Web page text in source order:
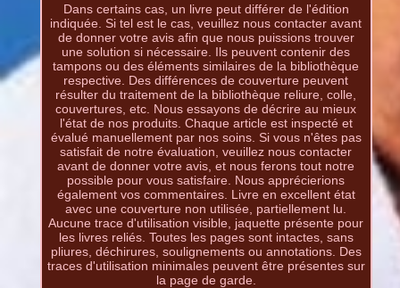
Dans certains cas, un livre peut différer de l'édition
indiquée. Si tel est le cas, veuillez nous contacter avant
de donner votre avis afin que nous puissions trouver
une solution si nécessaire. Ils peuvent contenir des
tampons ou des éléments similaires de la bibliothèque
respective. Des différences de couverture peuvent
résulter du traitement de la bibliothèque reliure, colle,
couvertures, etc. Nous essayons de décrire au mieux
l'état de nos produits. Chaque article est inspecté et
évalué manuellement par nos soins. Si vous n'êtes pas
satisfait de notre évaluation, veuillez nous contacter
avant de donner votre avis, et nous ferons tout notre
possible pour vous satisfaire. Nous apprécierions
également vos commentaires. Livre en excellent état
avec une couverture non utilisée, partiellement lu.
Aucune trace d'utilisation visible, jaquette présente pour
les livres reliés. Toutes les pages sont intactes, sans
pliures, déchirures, soulignements ou annotations. Des
traces d'utilisation minimales peuvent être présentes sur
la page de garde.